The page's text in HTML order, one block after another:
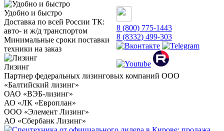
8 (800) 775-1443
8 (8332) 499-303
Удобно и быстро
Доставка по всей России ТК:
авто- и ж/д транспортом
Минимальные сроки поставки
техники на заказ
Лизинг
Партнер федеральных лизинговых компаний ООО
«Балтийский лизинг»
ОАО «ВЭБ-лизинг»
АО «ЛК «Европлан»
ООО «Элемент Лизинг»
АО «Сбербанк Лизинг»